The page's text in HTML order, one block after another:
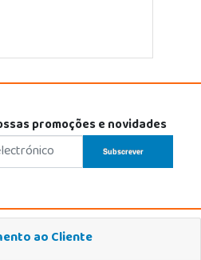
promoções e novidades
ao Cliente